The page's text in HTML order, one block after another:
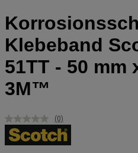
Klebeband
51TT - 50 mm
3M™
Kein
Beurteilungswert.
Link
(0)